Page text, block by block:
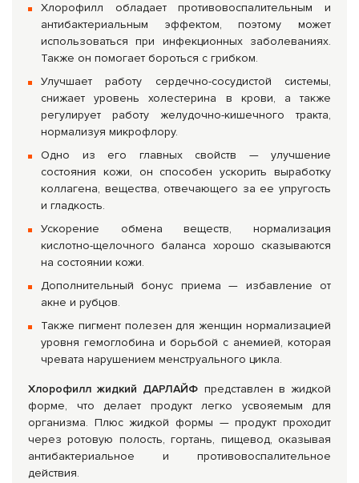
Хлорофилл обладает противовоспалительным и
антибактериальным эффектом, поэтому может
использоваться при инфекционных заболеваниях.
Также он помогает бороться с грибком.
Улучшает работу сердечно-сосудистой системы,
снижает уровень холестерина в крови, а также
регулирует работу желудочно-кишечного тракта,
нормализуя микрофлору.
Одно из его главных свойств — улучшение
состояния кожи, он способен ускорить выработку
коллагена, вещества, отвечающего за ее упругость
и гладкость.
Ускорение обмена веществ, нормализация
кислотно-щелочного баланса хорошо сказываются
на состоянии кожи.
Дополнительный бонус приема — избавление от
акне и рубцов.
Также пигмент полезен для женщин нормализацией
уровня гемоглобина и борьбой с анемией, которая
чревата нарушением менструального цикла.
Хлорофилл жидкий ДАРЛАЙФ представлен в жидкой
форме, что делает продукт легко усвояемым для
организма. Плюс жидкой формы — продукт проходит
через ротовую полость, гортань, пищевод, оказывая
антибактериальное и противовоспалительное
действия.